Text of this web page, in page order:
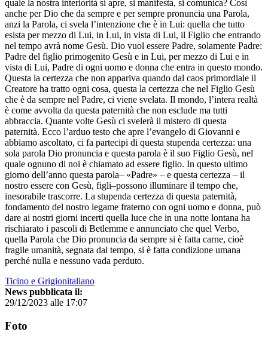
quale la nostra interiorità si apre, si manifesta, si comunica? Così
anche per Dio che da sempre e per sempre pronuncia una Parola,
anzi la Parola, ci svela l’intenzione che è in Lui: quella che tutto
esista per mezzo di Lui, in Lui, in vista di Lui, il Figlio che entrando
nel tempo avrà nome Gesù. Dio vuol essere Padre, solamente Padre:
Padre del figlio primogenito Gesù e in Lui, per mezzo di Lui e in
vista di Lui, Padre di ogni uomo e donna che entra in questo mondo.
Questa la certezza che non appariva quando dal caos primordiale il
Creatore ha tratto ogni cosa, questa la certezza che nel Figlio Gesù
che è da sempre nel Padre, ci viene svelata. Il mondo, l’intera realtà
è come avvolta da questa paternità che non esclude ma tutti
abbraccia. Quante volte Gesù ci svelerà il mistero di questa
paternità. Ecco l’arduo testo che apre l’evangelo di Giovanni e
abbiamo ascoltato, ci fa partecipi di questa stupenda certezza: una
sola parola Dio pronuncia e questa parola è il suo Figlio Gesù, nel
quale ognuno di noi è chiamato ad essere figlio. In questo ultimo
giorno dell’anno questa parola– «Padre» – e questa certezza – il
nostro essere con Gesù, figli–possono illuminare il tempo che,
inesorabile trascorre. La stupenda certezza di questa paternità,
fondamento del nostro legame fraterno con ogni uomo e donna, può
dare ai nostri giorni incerti quella luce che in una notte lontana ha
rischiarato i pascoli di Betlemme e annunciato che quel Verbo,
quella Parola che Dio pronuncia da sempre si è fatta carne, cioè
fragile umanità, segnata dal tempo, si è fatta condizione umana
perché nulla e nessuno vada perduto.
Ticino e Grigionitaliano
News pubblicata il:
29/12/2023 alle 17:07
Foto